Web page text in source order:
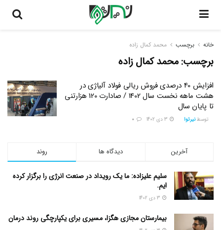
خانه برچسب محمد کمال زاده
برچسب:محمد کمال زاده
افزایش 40 درصدی فروش ریالی فولاد آلیاژی در
هشت ماهه نخست سال 1402 / صادارت 120 هزارتنی
تا پایان سال
توسط نیرتوا
روند دیدگاه ها آخرین
سلیم علیزاده: ما یک رویداد در صنعت انرژی را برگزار کرده
ایم.
بیمارستان مجازی هگزا، مسیری برای یکپارچگی روند درمان